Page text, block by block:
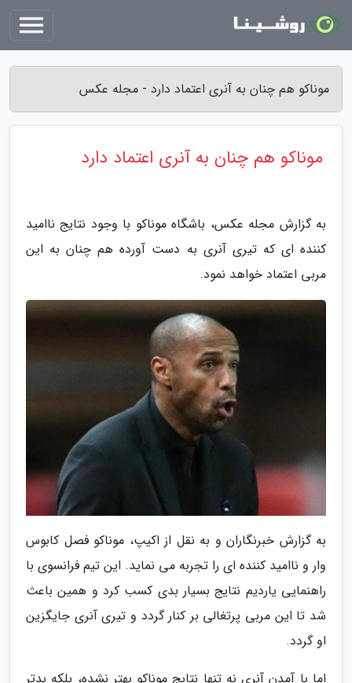
موناکو هم چنان به آنری اعتماد دارد - مجله عکس
موناکو هم چنان به آنری اعتماد دارد
به گزارش مجله عکس، باشگاه موناکو با وجود نتایج ناامید
کننده ای که تیری آنری به دست آورده هم چنان به این
مربی اعتماد خواهد نمود.
به گزارش خبرنگاران و به نقل از اکیپ، موناکو فصل کابوس
وار و ناامید کننده ای را تجربه می نماید. این تیم فرانسوی با
راهنمایی یاردیم نتایج بسیار بدی کسب کرد و همین باعث
شد تا این مربی پرتغالی بر کنار گردد و تیری آنری جایگزین
او گردد.
اما با آمدن آنری نه تنها نتایج موناکو بهتر نشده، بلکه بدتر